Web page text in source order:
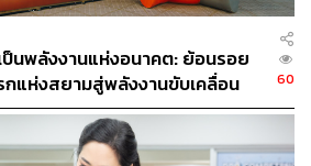
PROJECT จะมีศิลปินชั้นนำมา
โมงแล้ว โปรเจกต์นี้ยังทำงานร่วม
กวิดีโอพิเศษ ในเพลง ‘ชีวิตยังคง
องชีวิตดีเรามีได้ในแบบของ
นพลังงานแห่งอนาคต: ย้อนรอย
แห่งสยามสู่พลังงานขับเคลื่อน
60